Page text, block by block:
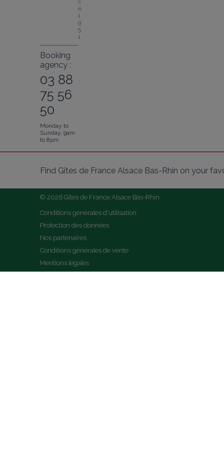
c
e
1
9
5
1
Booking
agency :
03 88
75 56
50
Monday to
Sunday, 9am
to 8pm
Find Gîtes de France Alsace Bas-Rhin on your
© 2026 Gîtes de France Alsace Bas-Rhin
Conditions générales d'utilisation
Protection des données
Nos partenaires
Conditions générales de vente
Mentions légales